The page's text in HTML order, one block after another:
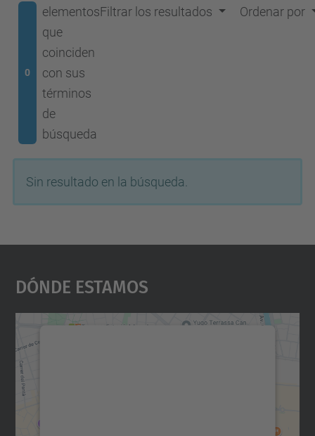
0
elementos
que
coinciden
con sus
términos
de
búsqueda
Filtrar los resultados Ordenar por
Sin resultado en la búsqueda.
Dónde Estamos